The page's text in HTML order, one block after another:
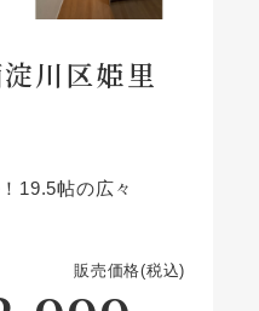
川区姫里
19.5帖の広々
販売価格(税込)